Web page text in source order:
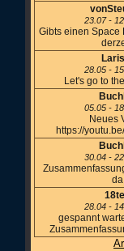
23.07 -
Gibts einen Space
28.05 -
Let's go to
05.05 -
Neues
https://
30.04 -
28.04 -
gespannt